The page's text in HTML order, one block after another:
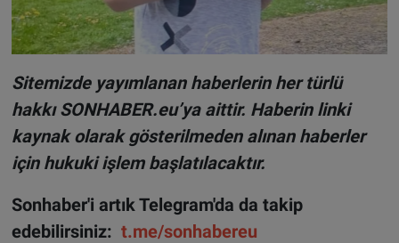
Sitemizde yayımlanan haberlerin her türlü
hakkı SONHABER.eu’ya aittir. Haberin linki
kaynak olarak gösterilmeden alınan haberler
için hukuki işlem başlatılacaktır.
Sonhaber'i artık Telegram'da da takip
edebilirsiniz: t.me/sonhabereu